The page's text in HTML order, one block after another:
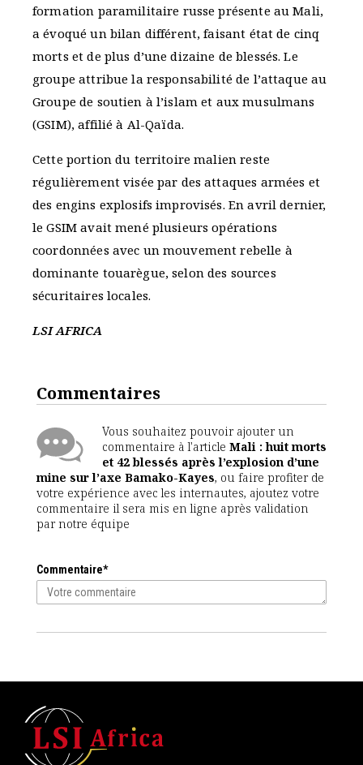
formation paramilitaire russe présente au Mali,
a évoqué un bilan différent, faisant état de cinq
morts et de plus d’une dizaine de blessés. Le
groupe attribue la responsabilité de l’attaque au
Groupe de soutien à l’islam et aux musulmans
(GSIM), affilié à Al-Qaïda.
Cette portion du territoire malien reste
régulièrement visée par des attaques armées et
des engins explosifs improvisés. En avril dernier,
le GSIM avait mené plusieurs opérations
coordonnées avec un mouvement rebelle à
dominante touarègue, selon des sources
sécuritaires locales.
LSI AFRICA
Commentaires
Vous souhaitez pouvoir ajouter un
commentaire à l'article Mali : huit morts
et 42 blessés après l’explosion d’une
mine sur l’axe Bamako-Kayes, ou faire profiter de
votre expérience avec les internautes, ajoutez votre
commentaire il sera mis en ligne après validation
par notre équipe
Commentaire*